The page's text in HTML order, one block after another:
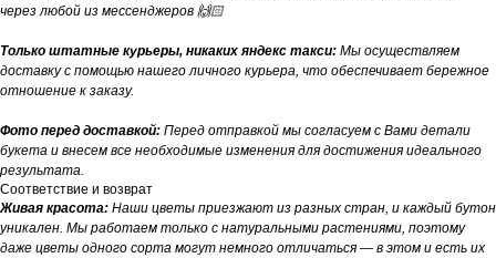
через любой из мессенджеров 🙌🏻
Только штатные курьеры, никаких яндекс такси: Мы осуществляем
доставку с помощью нашего личного курьера, что обеспечивает бережное
отношение к заказу.
Фото перед доставкой: Перед отправкой мы согласуем с Вами детали
букета и внесем все необходимые изменения для достижения идеального
результата.
Соответствие и возврат
Живая красота: Наши цветы приезжают из разных стран, и каждый бутон
уникален. Мы работаем только с натуральными растениями, поэтому
даже цветы одного сорта могут немного отличаться — в этом и есть их